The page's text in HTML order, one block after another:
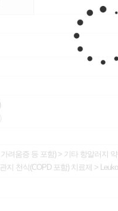
려움증 등 포함) > 기타 항알러지 약
지 천식(COPD 포함) 치료제 >